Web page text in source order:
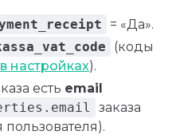
= «Да».
(коды
настройках).
есть email
заказа